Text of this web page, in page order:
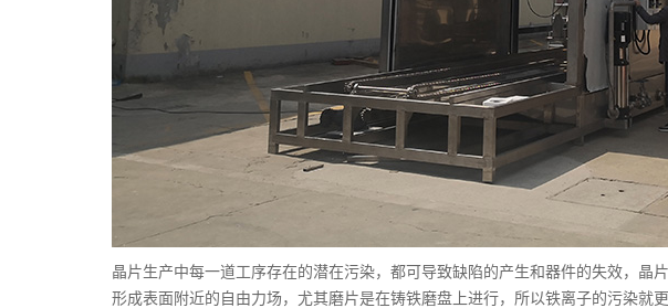
晶片生产中每一道工序存在的潜在污染，都可导致缺陷的产生和器件的失效，晶
形成表面附近的自由力场，尤其磨片是在铸铁磨盘上进行，所以铁离子的污染就